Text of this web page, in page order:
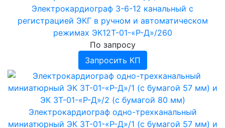
Блоки излучения БИК
Блоки излучения БИМ
Блоки излучения БН-ВЛОК
Блоки излучения БСМ
Измерители мощности
Аппараты электросна
›
Аппараты для электростимуляции
Аппараты радиочастотной
электротерапии
Нейростимуляторы
Аппараты рефлексотерапии
Концентраторы кислородные
Аппараты для интерференционной терапии
Аэроионизаторы
Аппараты биоритмостимуляции
›
Ингаляторы, небулайзеры
Ингаляторы Дельфин, ИНКО
Ингаляторы Альбедо
Инфракрасные приборы
Фототерапевтические транскраниальные
аппараты ELMEDLIFE
Электрокардиограф 3-6-12 канальный с
регистрацией ЭКГ в ручном и автоматическом
режимах ЭК12Т-01-«Р-Д»/260
По запросу
Запросить КП
Электрокардиограф одно-трехканальный
миниатюрный ЭК 3Т-01-«Р-Д»/1 (с бумагой 57 мм) и